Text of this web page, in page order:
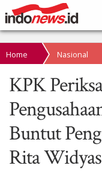
Home Nasional
KPK
Buntut
Rita